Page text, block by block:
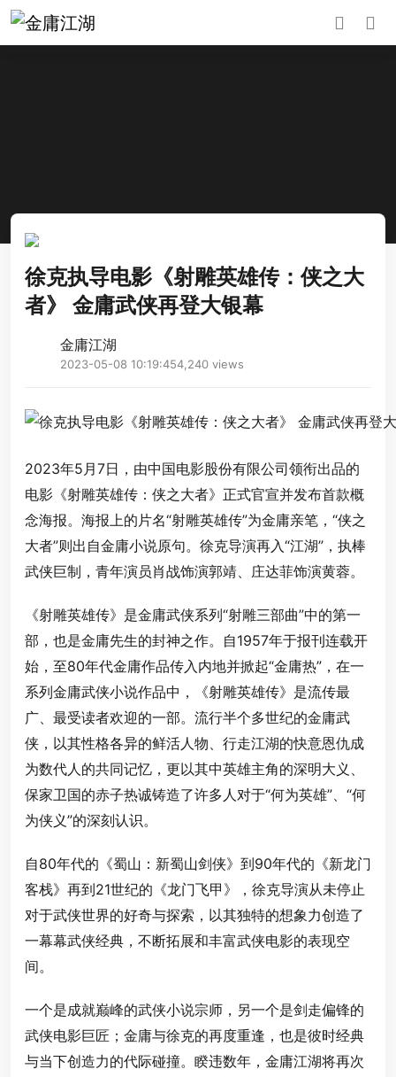
徐克执导电影《射雕英雄传：侠之大
者》 金庸武侠再登大银幕
金庸江湖
2023-05-08 10:19:454,240 views
2023年5月7日，由中国电影股份有限公司领衔出品的
电影《射雕英雄传：侠之大者》正式官宣并发布首款概
念海报。海报上的片名“射雕英雄传”为金庸亲笔，“侠之
大者”则出自金庸小说原句。徐克导演再入“江湖”，执棒
武侠巨制，青年演员肖战饰演郭靖、庄达菲饰演黄蓉。
《射雕英雄传》是金庸武侠系列“射雕三部曲”中的第一
部，也是金庸先生的封神之作。自1957年于报刊连载开
始，至80年代金庸作品传入内地并掀起“金庸热”，在一
系列金庸武侠小说作品中，《射雕英雄传》是流传最
广、最受读者欢迎的一部。流行半个多世纪的金庸武
侠，以其性格各异的鲜活人物、行走江湖的快意恩仇成
为数代人的共同记忆，更以其中英雄主角的深明大义、
保家卫国的赤子热诚铸造了许多人对于“何为英雄”、“何
为侠义”的深刻认识。
自80年代的《蜀山：新蜀山剑侠》到90年代的《新龙门
客栈》再到21世纪的《龙门飞甲》，徐克导演从未停止
对于武侠世界的好奇与探索，以其独特的想象力创造了
一幕幕武侠经典，不断拓展和丰富武侠电影的表现空
间。
一个是成就巅峰的武侠小说宗师，另一个是剑走偏锋的
武侠电影巨匠；金庸与徐克的再度重逢，也是彼时经典
与当下创造力的代际碰撞。睽违数年，金庸江湖将再次